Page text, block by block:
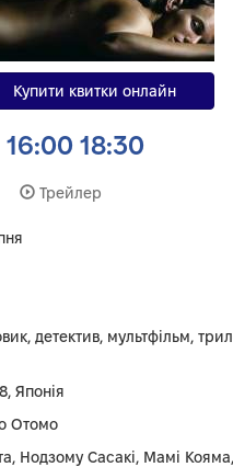
Купити квитки онлайн
16:00 18:30
Трейлер
детектив, мультфільм,
Японія
Отомо
Нодзому Сасакі, Мамі